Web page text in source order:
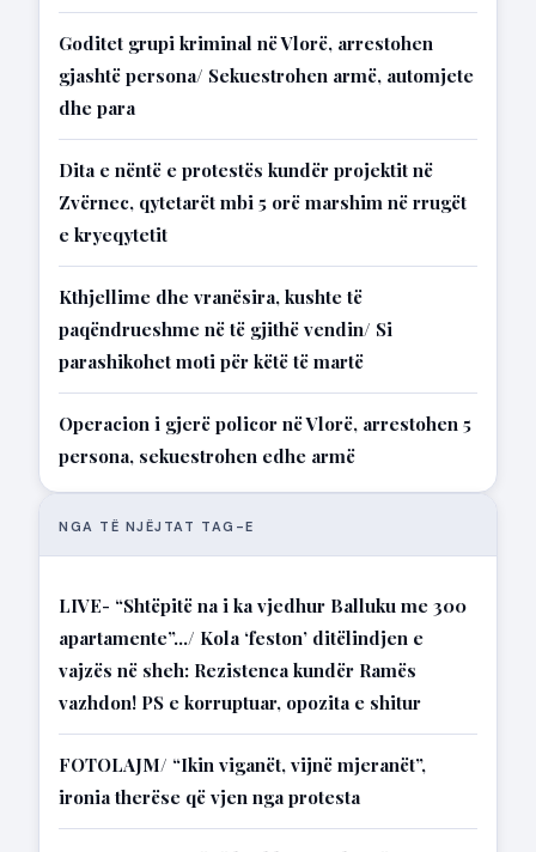
Goditet grupi kriminal në Vlorë, arrestohen
gjashtë persona/ Sekuestrohen armë, automjete
dhe para
Dita e nëntë e protestës kundër projektit në
Zvërnec, qytetarët mbi 5 orë marshim në rrugët
e kryeqytetit
Kthjellime dhe vranësira, kushte të
paqëndrueshme në të gjithë vendin/ Si
parashikohet moti për këtë të martë
Operacion i gjerë policor në Vlorë, arrestohen 5
persona, sekuestrohen edhe armë
NGA TË NJËJTAT TAG-E
LIVE- “Shtëpitë na i ka vjedhur Balluku me 300
apartamente”…/ Kola ‘feston’ ditëlindjen e
vajzës në sheh: Rezistenca kundër Ramës
vazhdon! PS e korruptuar, opozita e shitur
FOTOLAJM/ “Ikin viganët, vijnë mjeranët”,
ironia therëse që vjen nga protesta